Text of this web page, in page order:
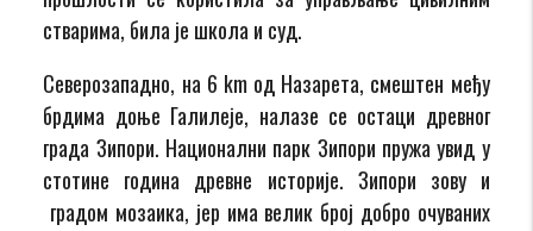
стварима, била је школа и суд.
Северозападно, на 6 km од Назарета, смештен међу
брдима доње Галилеје, налазе се остаци древног
града Зипори. Национални парк Зипори пружа увид у
стотине година древне историје. Зипори зову и
градом мозаика, јер има велик број добро очуваних